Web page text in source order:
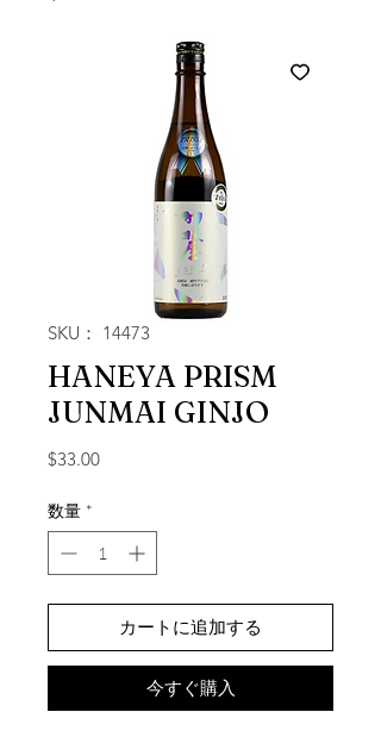
SKU： 14473
HANEYA PRISM
JUNMAI GINJO
$33.00価格
数量 *
カートに追加する
今すぐ購入